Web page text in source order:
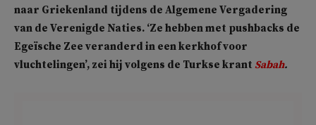
naar Griekenland tijdens de Algemene Vergadering
van de Verenigde Naties. ‘Ze hebben met pushbacks de
Egeïsche Zee veranderd in een kerkhof voor
vluchtelingen’, zei hij volgens de Turkse krant Sabah.